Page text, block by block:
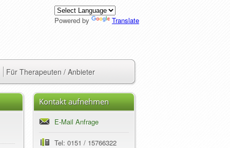
Powered by Translate
Für Therapeuten / Anbieter
Kontakt aufnehmen
E-Mail Anfrage
Tel: 0151 / 15766322